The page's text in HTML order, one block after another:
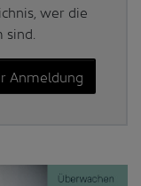
wer die
sind.
Anmeldung